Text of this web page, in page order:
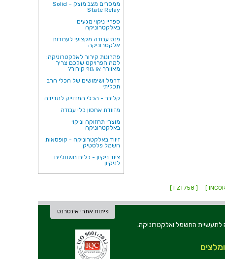
ממסרים מצב מוצק – Solid
State Relay
ספריי ניקוי מגעים
באלקטרוניקה
פנס עבודה מקצועי לעבודות
אלקטרוניקה
פתרונות קירור לאלקטרוניקה:
למה הפרויקט שלכם צריך
מאוורר או גוף קירור?
דרמל ושימושים של הכלי הרב
תכליתי
קליבר - הכלי המדוייק למדידה
מזוודת אחסון כלי עבודה
מוצרי תחזוקה וניקוי
באלקטרוניקה
זיווד באלקטרוניקה - קופסאות
חשמל פלסטיק
ציוד ניקיון - כלים חשמליים
לניקיון
[ FZT758 ]
פיתוח אתרי אינטרנט
וכלי עבודה לתעשיית החשמל ואלקטרוניקה.